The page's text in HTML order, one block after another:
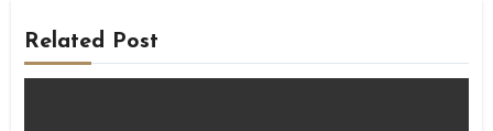
Related Post